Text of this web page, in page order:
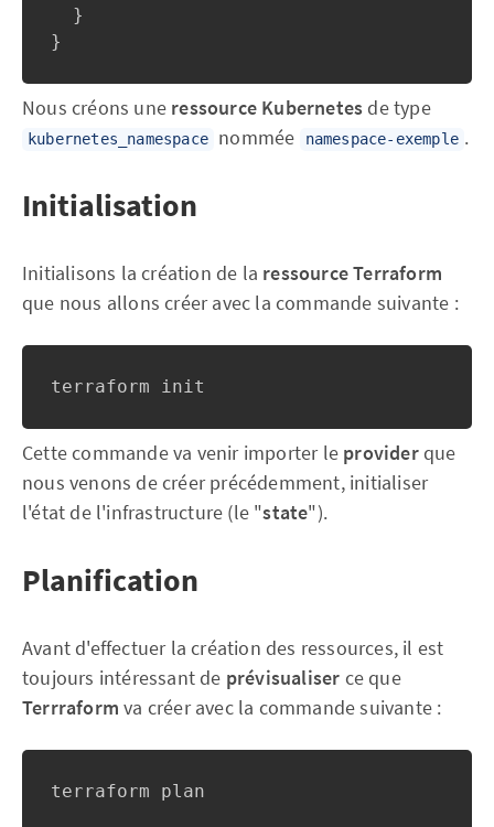
}
}
Nous créons une ressource Kubernetesde type
kubernetes_namespace nommée namespace-exemple .
Initialisation
Initialisons la création de la ressource Terraform
que nous allons créer avec la commande suivante :
terraform init
Cette commande va venir importer le providerque
nous venons de créer précédemment, initialiser
l'état de l'infrastructure (le "state").
Planification
Avant d'effectuer la création des ressources, il est
toujours intéressant de prévisualiser ce que
Terrraform va créer avec la commande suivante :
terraform plan